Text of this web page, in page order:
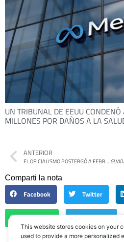
UN TRIBUNAL DE EEUU
MILLONES POR DAÑOS A LA
ANTERIOR
EL OFICIALISMO POSTERGÓ A FEBRERO EL DEBATE DE LA REFORMA LABORAL EN EL SENADO
Comparti la nota
Facebook Twitter
WhatsApp Telegram
This website stores cookies on your
used to provide a more personalized